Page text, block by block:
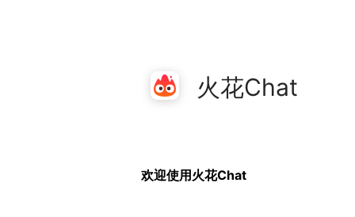
火花Chat
欢迎使用火花Chat